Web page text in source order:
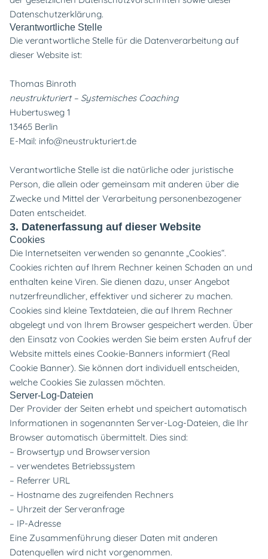
Datenschutzerklärung.
Verantwortliche Stelle
Die verantwortliche Stelle für die Datenverarbeitung auf
dieser Website ist:
Thomas Binroth
neustrukturiert – Systemisches Coaching
Hubertusweg 1
13465 Berlin
E-Mail: info@neustrukturiert.de
Verantwortliche Stelle ist die natürliche oder juristische
Person, die allein oder gemeinsam mit anderen über die
Zwecke und Mittel der Verarbeitung personenbezogener
Daten entscheidet.
3. Datenerfassung auf dieser Website
Cookies
Die Internetseiten verwenden so genannte „Cookies“.
Cookies richten auf Ihrem Rechner keinen Schaden an und
enthalten keine Viren. Sie dienen dazu, unser Angebot
nutzerfreundlicher, effektiver und sicherer zu machen.
Cookies sind kleine Textdateien, die auf Ihrem Rechner
abgelegt und von Ihrem Browser gespeichert werden. Über
den Einsatz von Cookies werden Sie beim ersten Aufruf der
Website mittels eines Cookie-Banners informiert (Real
Cookie Banner). Sie können dort individuell entscheiden,
welche Cookies Sie zulassen möchten.
Server-Log-Dateien
Der Provider der Seiten erhebt und speichert automatisch
Informationen in sogenannten Server-Log-Dateien, die Ihr
Browser automatisch übermittelt. Dies sind:
– Browsertyp und Browserversion
– verwendetes Betriebssystem
– Referrer URL
– Hostname des zugreifenden Rechners
– Uhrzeit der Serveranfrage
– IP-Adresse
Eine Zusammenführung dieser Daten mit anderen
Datenquellen wird nicht vorgenommen.